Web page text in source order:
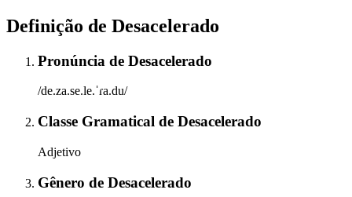
Definição de Desacelerado
Pronúncia de Desacelerado
/de.za.se.le.ˈɾa.du/
Classe Gramatical de Desacelerado
Adjetivo
Gênero de Desacelerado